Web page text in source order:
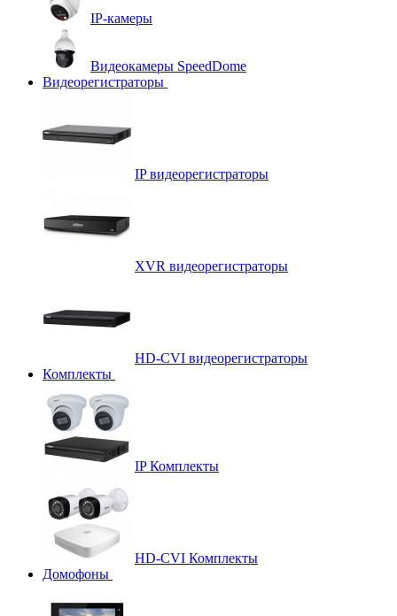
IP-камеры
Видеокамеры SpeedDome
Видеорегистраторы
IP видеорегистраторы
XVR видеорегистраторы
HD-CVI видеорегистраторы
Комплекты
IP Комплекты
HD-CVI Комплекты
Домофоны